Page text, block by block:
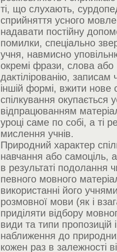
ті, що слухають,
сприйняття усного
надавати постійну
помилки, спеціально
учня, навмисно
окремі фрази, слова або
дактілірованію,
іншій формі, вжити нове
спілкування окупається
відпрацюванням
уроці саме по собі, а ті
мислення учнів.
Природний характер
навчання або самоціль,
в результаті подолання
певного мовного
використанні його
розмовної мови (як і
приділяти відбору
види та типи пропозицій
наближення до
кожен раз в залежності